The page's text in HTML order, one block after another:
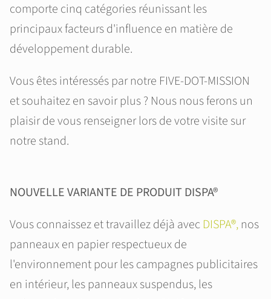
comporte cinq catégories réunissant les
principaux facteurs d'influence en matière de
développement durable.
Vous êtes intéressés par notre FIVE-DOT-MISSION
et souhaitez en savoir plus ? Nous nous ferons un
plaisir de vous renseigner lors de votre visite sur
notre stand.
NOUVELLE VARIANTE DE PRODUIT DISPA®
Vous connaissez et travaillez déjà avec DISPA®,nos
panneaux en papier respectueux de
l'environnement pour les campagnes publicitaires
en intérieur, les panneaux suspendus, les